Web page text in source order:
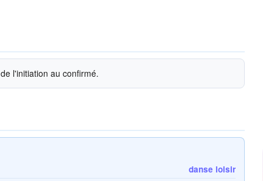
l'initiation au confirmé.
danse loisir